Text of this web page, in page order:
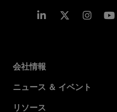
Linkedin
会社情報
AMD について
企業責任
ニュース ＆ イベント
ニュースルーム
リソース